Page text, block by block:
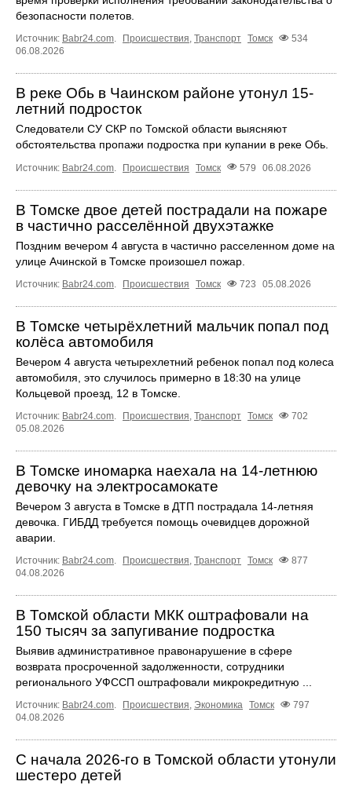
безопасности полетов.
Источник: Babr24.com. Происшествия, Транспорт Томск
534
06.08.2026
В реке Обь в Чаинском районе утонул 15-
летний подросток
Следователи СУ СКР по Томской области выясняют
обстоятельства пропажи подростка при купании в реке Обь.
Источник: Babr24.com Происшествия Томск 579 06.08.2026
В Томске двое детей пострадали на пожаре
в частично расселённой двухэтажке
Поздним вечером 4 августа в частично расселенном доме на
улице Ачинской в Томске произошел пожар.
Источник: Babr24.com Происшествия Томск 723 05.08.2026
В Томске четырёхлетний мальчик попал под
колёса автомобиля
Вечером 4 августа четырехлетний ребенок попал под колеса
автомобиля, это случилось примерно в 18:30 на улице
Кольцевой проезд, 12 в Томске.
Источник: Babr24.com Происшествия Транспорт Томск
702
05.08.2026
В Томске иномарка наехала на 14-летнюю
девочку на электросамокате
Вечером 3 августа в Томске в ДТП пострадала 14-летняя
девочка. ГИБДД требуется помощь очевидцев дорожной
аварии.
Источник: Babr24.com. Происшествия, Транспорт Томск
877
04.08.2026
В Томской области МКК оштрафовали на
150 тысяч за запугивание подростка
Выявив административное правонарушение в сфере
возврата просроченной задолженности, сотрудники
регионального УФССП оштрафовали микрокредитную ...
Источник: Babr24.com. Происшествия, Экономика Томск
797
04.08.2026
С начала 2026-го в Томской области утонули
шестеро детей